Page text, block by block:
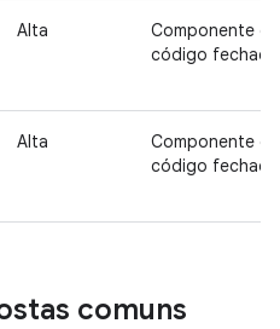
Alta
Componente de
código fechado
Alta
Componente de
código fechado
comuns